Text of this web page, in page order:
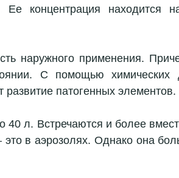
концентрация находится
наружного применения.
С помощью химических
патогенных элементов.
40 л. Встречаются и более
это в аэрозолях. Однако она